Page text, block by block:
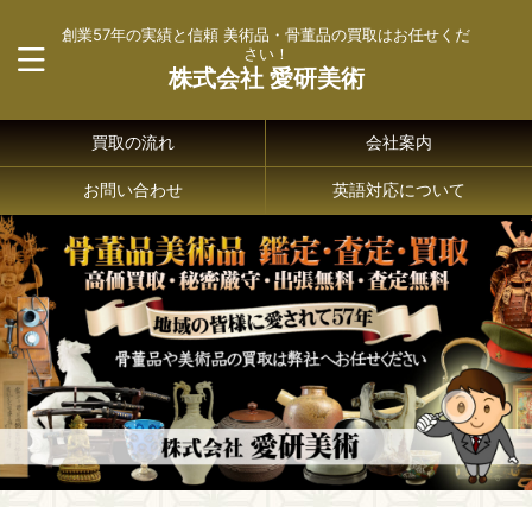
創業57年の実績と信頼 美術品・骨董品の買取はお任せくだ
さい！
株式会社 愛研美術
買取の流れ 会社案内
お問い合わせ 英語対応について